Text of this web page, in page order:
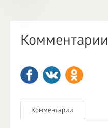
Комментарии
Комментарии